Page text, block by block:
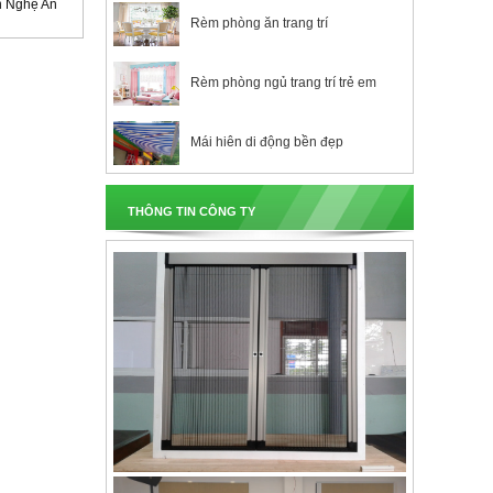
Nghệ An
Rèm phòng ăn trang trí
Rèm phòng ngủ trang trí trẻ em
Mái hiên di động bền đẹp
THÔNG TIN CÔNG TY